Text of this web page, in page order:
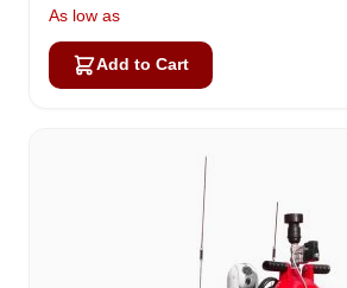
As low as
Add to Cart